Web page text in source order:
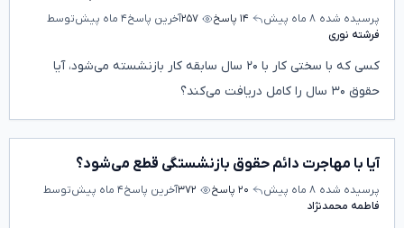
پرسیده شده ۸ ماه پیش ۱۴ پاسخ ۲۵۷آخرین پاسخ۴ ماه پیش
توسط
فرشته نوری
کسی که با سختی کار با ۲۰ سال سابقه کار بازنشسته می‌شود، آیا
حقوق ۳۰ سال را کامل دریافت می‌کند؟
آیا با مهاجرت دائم حقوق بازنشستگی قطع می‌شود؟
پرسیده شده ۸ ماه پیش ۲۰ پاسخ ۳۷۲آخرین پاسخ۴ ماه پیش
توسط
فاطمه محمدنژاد